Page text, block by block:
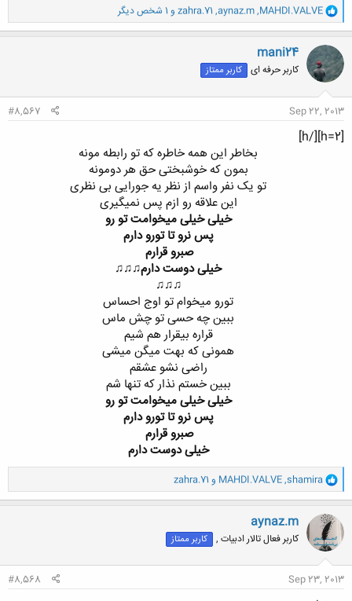
و
ا
ک
ن
ش
ه
ا
MAHDI.VALVE
,
aynaz.m
,
zahra.71 و 1 شخص دیگر
mani24
کاربر حرفه ای کاربر ممتاز
Sep 22, 2013
#8,567
[h=2][/h]
بخاطر این همه خاطره که تو رابطه مونه​
بمون که خوشبختی حق هر دومونه​
تو یک نفر واسم از نظر یه جورایی بی نظری​
این علاقه رو ازم پس نمیگیری​
خیلی خیلی میخوامت تو رو
پس نرو تا تورو دارم
صبرو قرارم
خیلی دوست دارم♫♫♫​
♫♫♫​
تورو میخوام تو اوج احساس​
ببین چه حسی تو چش ماس​
قراره بیقرار هم شیم​
همونی که بهت میگن میشی​
راضی نشو عشقم​
ببین خستم نذار که تنها شم​
خیلی خیلی میخوامت تو رو
پس نرو تا تورو دارم
صبرو قرارم
خیلی دوست دارم
و
ا
ک
ن
ش
ه
ا
shamira
,
MAHDI.VALVE و zahra.71
aynaz.m
کاربر فعال تالار ادبیات , کاربر ممتاز
Sep 23, 2013
#8,568